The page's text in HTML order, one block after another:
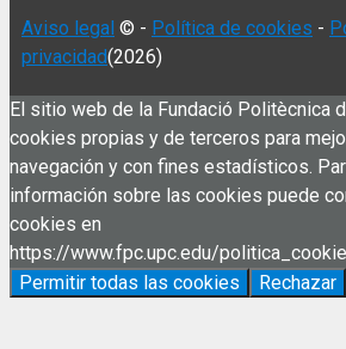
Aviso legal © - Política de cookies -
privacidad(2026)
El sitio web de la Fundació Politècnica
cookies propias y de terceros para
navegación y con fines estadísticos.
información sobre las cookies puede
cookies en
https://www.fpc.upc.edu/
Permitir todas las cookies
Rechazar